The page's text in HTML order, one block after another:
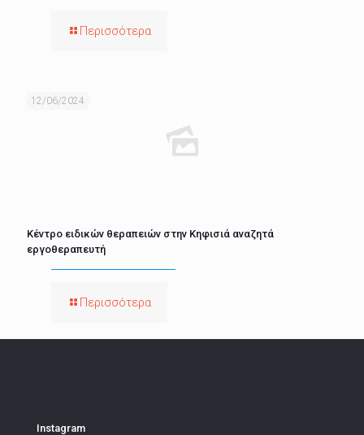
Περισσότερα
12/06/2024
Κέντρο ειδικών θεραπειών στην Κηφισιά αναζητά
εργοθεραπευτή
Περισσότερα
Instagram